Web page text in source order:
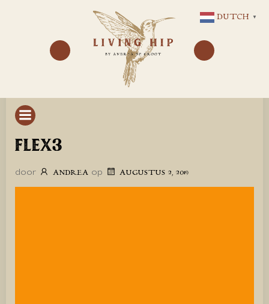
NAAR
DE
INHOUD
FLEX3
door ANDREA op AUGUSTUS 2, 2019
DUTCH ▼